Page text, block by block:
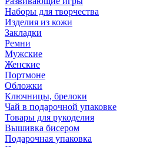
Наборы для творчества
Изделия из кожи
Закладки
Ремни
Мужские
Женские
Портмоне
Обложки
Ключницы, брелоки
Чай в подарочной упаковке
Товары для рукоделия
Вышивка бисером
Подарочная упаковка